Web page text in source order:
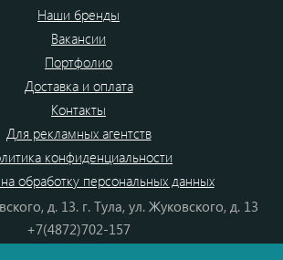
Наши бренды
Вакансии
Портфолио
Доставка и оплата
Контакты
Для рекламных агентств
конфиденциальности
обработку персональных данных
д. 13. г. Тула, ул. Жуковского, д. 13
+7(4872)702-157